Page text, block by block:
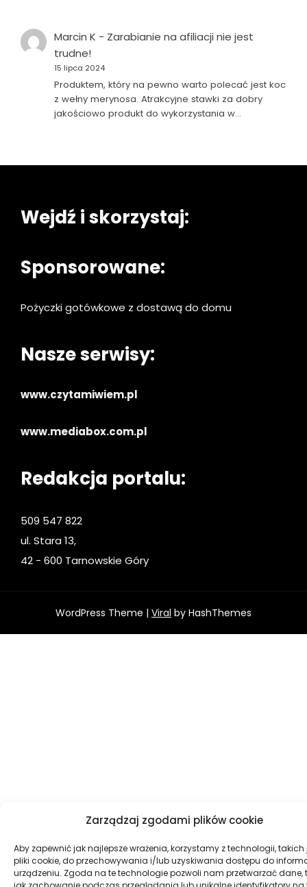
Zarządzaj zgodami plików cookie
Aby zapewnić jak najlepsze wrażenia, korzystamy z technologii, takich
pliki cookie, do przechowywania i/lub uzyskiwania dostępu do
urządzeniu. Zgoda na te technologie pozwoli nam przetwarzać dane,
Marcin K - Zarabianie na afiliacji nie jest
trudne!
15 lipca 2024
Produktem, który na pewno warto polecać jest koc
z wełny merynosa. Atrakcyjne stawki za dobry
jakościowo produkt do wykorzystania w…
Wejdź i skorzystaj:
Sponsorowane:
Pożyczki gotówkowe z dostawą do domu
Nasze serwisy:
www.czytamiwiem.pl
www.mediabox.com.pl
Redakcja portalu:
509 547 822
ul. Stara 13,
42 - 600 Tarnowskie Góry
WordPress Theme | Viral by HashThemes